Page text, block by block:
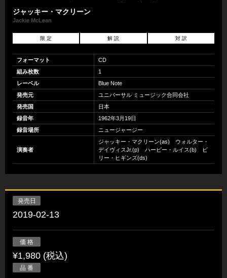
ジャッキー・マクリーン
Jackie McLean
限 定 解 説 対 訳
フォーマット
CD
組み枚数
1
レーベル
Blue Note
発売元
ユニバーサル ミュージック合同会社
発売国
日本
録音年
1962年3月19日
録音場所
ニュージャージー
演奏者
ジャッキー・マクリーン(as) ウォルター・
デイヴィスJr.(p) ハービー・ルイス(b) ビ
リー・ヒギンズ(ds)
発売日
2019-02-13
価 格
¥1,980 (税込)
品 番